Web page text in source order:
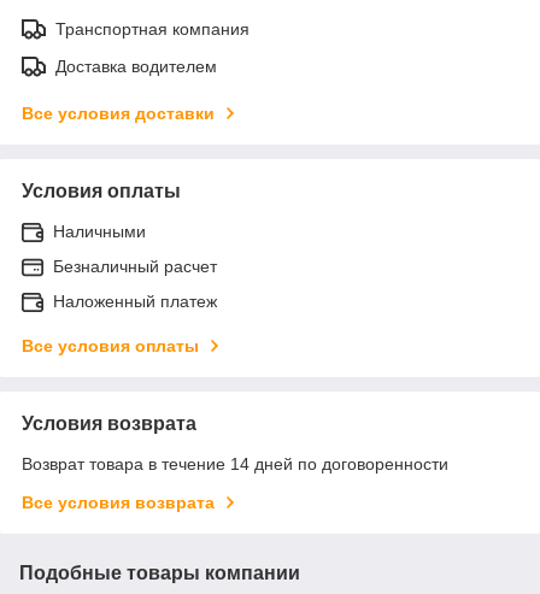
Транспортная компания
Доставка водителем
Все условия доставки
Условия оплаты
Наличными
Безналичный расчет
Наложенный платеж
Все условия оплаты
Условия возврата
Возврат товара в течение 14 дней по договоренности
Все условия возврата
Подобные товары компании